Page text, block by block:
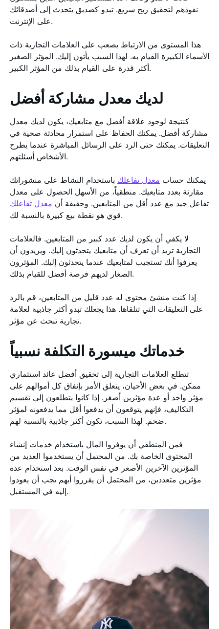
نفوذهم لتحقيق ربح سريع. تبدو كصديق يتحدث إلى أصدقائك
على الإنترنت.
هذا المستوى من الارتباط يصعب على العلامات التجارية ذات
الأسماء الكبيرة القيام به. لهذا السبب يأتون إليك. المؤثر الصغير
أكثر قدرة على القيام بذلك من المؤثر الكبير.
لديك معدل مشاركة أفضل
كنتيجة لوجود علاقة أفضل مع متابعيك، يكون لديك معدل
مشاركة أفضل. يمكنك الحفاظ على استمرار محادثة صحية في
التعليقات. يمكنك حتى الرد على الرسائل المباشرة عندما يطرح
الأشخاص أسئلتهم.
يمكنك حساب معدل تفاعلك باستخدام النشاط على منشوراتك
مقارنة بعدد متابعيك. منطقياً، من الأسهل الحصول على معدل
تفاعل جيد مع عدد أقل من المتابعين. وحقيقة أن معدل تفاعلك
قوي هو نقطة بيع كبيرة بالنسبة لك.
لا يكفي أن يكون لديك عدد كبير من المتابعين. فالعلامات
التجارية تريد أن تعرف أن متابعيك يتحدثون إليك. ويريدون أن
يعرفوا أنك تستجيب لمتابعيك عندما يتحدثون إليك. المؤثرون
الصغار لديهم فرصة أفضل للقيام بذلك.
إذا كنت منشئ محتوى له عدد قليل من المتابعين، قم بالرد
على التعليقات التي تتلقاها. هذا يجعلك تبدو أكثر جاذبية لعلامة
تجارية تبحث عن مؤثر.
خدماتك ميسورة التكلفة نسبياً
تتطلع العلامات التجارية إلى تحقيق أفضل عائد استثماري
ممكن. في بعض الأحيان، يتعلق الأمر بإنفاق كل أموالهم على
مؤثر واحد أو عدة مؤثرين أصغر. إذا كانوا يتطلعون إلى تقسيم
التكاليف، فإنهم يتوقعون أن يدفعوا أقل مما يدفعونه لمؤثر
ضخم. لهذا السبب، تكون أكثر جاذبية بالنسبة لهم.
فمن المنطقي أن يوفروا المال باستخدام خدمات إنشاء
المحتوى الخاصة بك. من المحتمل أن يستخدموا العديد من
المؤثرين الآخرين الأصغر في نفس الوقت. بعد استخدام عدة
مؤثرين متعددين، من المحتمل أن يقرروا أيهم يجب أن يعودوا
إليه في المستقبل.